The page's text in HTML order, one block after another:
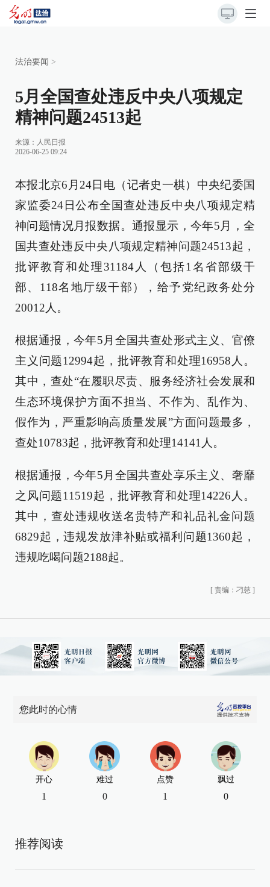
法治要闻 >
5月全国查处违反中央八项规定
精神问题24513起
来源： 人民日报
2026-06-25 09:24
本报北京6月24日电（记者史一棋）中央纪委国
家监委24日公布全国查处违反中央八项规定精
神问题情况月报数据。通报显示，今年5月，全
国共查处违反中央八项规定精神问题24513起，
批评教育和处理31184人（包括1名省部级干
部、118名地厅级干部），给予党纪政务处分
20012人。
根据通报，今年5月全国共查处形式主义、官僚
主义问题12994起，批评教育和处理16958人。
其中，查处“在履职尽责、服务经济社会发展和
生态环境保护方面不担当、不作为、乱作为、
假作为，严重影响高质量发展”方面问题最多，
查处10783起，批评教育和处理14141人。
根据通报，今年5月全国共查处享乐主义、奢靡
之风问题11519起，批评教育和处理14226人。
其中，查处违规收送名贵特产和礼品礼金问题
6829起，违规发放津补贴或福利问题1360起，
违规吃喝问题2188起。
[ 责编：刁慈 ]
您此时的心情
开心
1
难过
0
点赞
1
飘过
0
推荐阅读